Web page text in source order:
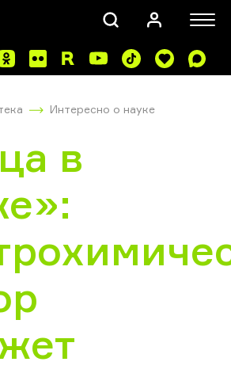
Интересно о науке
в